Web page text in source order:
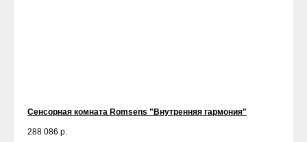
Сенсорная комната Romsens "Внутренняя гармония"
288 086 р.